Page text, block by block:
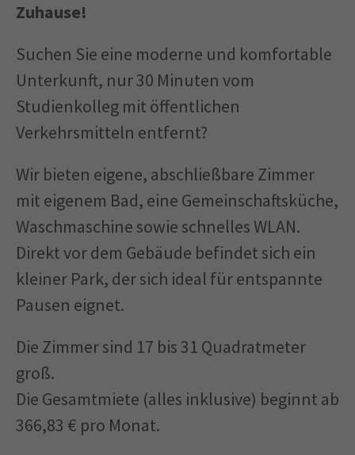
Zuhause!
Suchen Sie eine moderne und komfortable
Unterkunft, nur 30 Minuten vom
Studienkolleg mit öffentlichen
Verkehrsmitteln entfernt?
Wir bieten eigene, abschließbare Zimmer
mit eigenem Bad, eine Gemeinschaftsküche,
Waschmaschine sowie schnelles WLAN.
Direkt vor dem Gebäude befindet sich ein
kleiner Park, der sich ideal für entspannte
Pausen eignet.
Die Zimmer sind 17 bis 31 Quadratmeter
groß.
Die Gesamtmiete (alles inklusive) beginnt ab
366,83 € pro Monat.